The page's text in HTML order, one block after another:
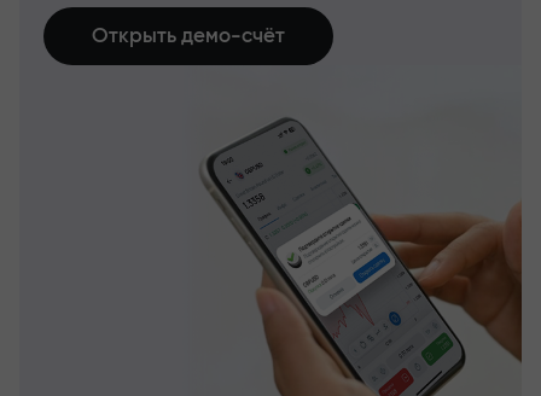
Открыть демо-счёт